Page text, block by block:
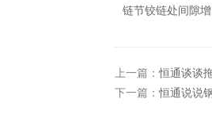
链节铰链处间隙
上一篇：恒通谈谈
下一篇：恒通说说